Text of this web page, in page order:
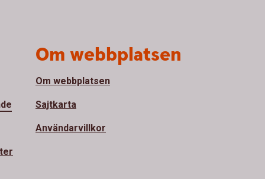
Om webbplatsen
Om webbplatsen
Sajtkarta
Användarvillkor